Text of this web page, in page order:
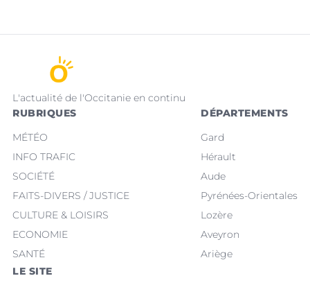
L'actualité de l'Occitanie en continu
RUBRIQUES
MÉTÉO
INFO TRAFIC
SOCIÉTÉ
FAITS-DIVERS / JUSTICE
CULTURE & LOISIRS
ECONOMIE
SANTÉ
DÉPARTEMENTS
Gard
Hérault
Aude
Pyrénées-Orientales
Lozère
Aveyron
Ariège
LE SITE